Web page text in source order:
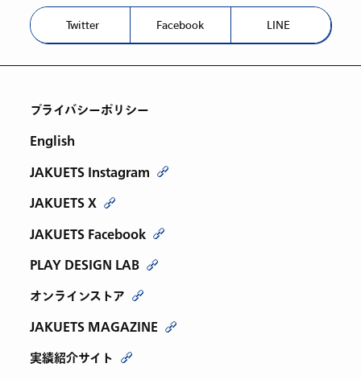
Twitter Facebook LINE
プライバシーポリシー
English
JAKUETS Instagram
JAKUETS X
JAKUETS Facebook
PLAY DESIGN LAB
オンラインストア
JAKUETS MAGAZINE
実績紹介サイト